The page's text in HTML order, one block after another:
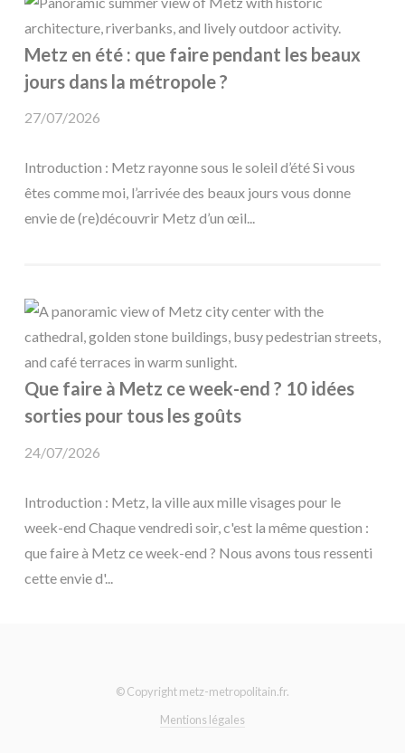
Metz en été : que faire pendant les beaux
jours dans la métropole ?
27/07/2026
Introduction : Metz rayonne sous le soleil d’été Si vous
êtes comme moi, l’arrivée des beaux jours vous donne
envie de (re)découvrir Metz d’un œil...
Que faire à Metz ce week-end ? 10 idées
sorties pour tous les goûts
24/07/2026
Introduction : Metz, la ville aux mille visages pour le
week-end Chaque vendredi soir, c'est la même question :
que faire à Metz ce week-end ? Nous avons tous ressenti
cette envie d'...
© Copyright metz-metropolitain.fr.
Mentions légales